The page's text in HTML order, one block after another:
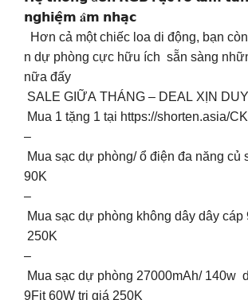
𝗻𝗴𝗵𝗶𝗲̣̂𝗺 𝐚̂𝗺 𝗻𝗵𝗮̣𝗰
Hơn cả một chiếc loa di động, bạn
n dự phòng cực hữu ích sẵn sàng
nữa đấy
SALE GIỮA THÁNG – DEAL XỊN
Mua 1 tặng 1 tại https://shorten.asia/
–
Mua sạc dự phòng/ ổ điện đa năng củ
90K
–
Mua sạc dự phòng không dây dây cáp
250K
–
Mua sạc dự phòng 27000mAh/ 140w
9Fit 60W trị giá 250K